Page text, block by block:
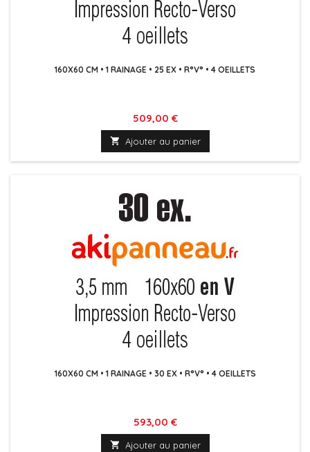
160X60 CM • 1 RAINAGE • 25 EX • R°V° • 4 OEILLETS
Prix
509,00 €
 Ajouter au panier
160X60 CM • 1 RAINAGE • 30 EX • R°V° • 4 OEILLETS
Prix
593,00 €
 Ajouter au panier